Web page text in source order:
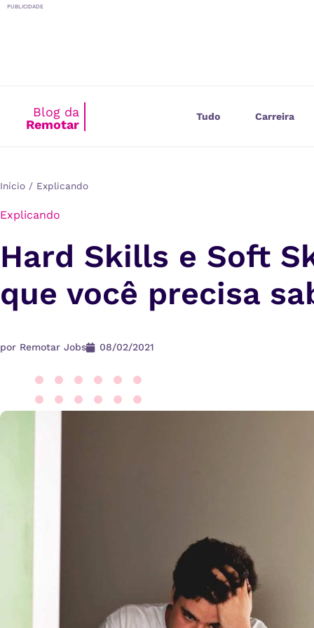
PUBLICIDADE
Blog da
Remotar
Tudo Carreira
Início / Explicando
Explicando
Hard Skills e Soft
que você precisa
por Remotar Jobs 08/02/2021